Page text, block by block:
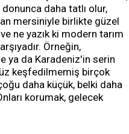
donunca daha tatlı olur,
mersiniyle birlikte güzel
ve ne yazık ki modern tarım
Örneğin,
ya da Karadeniz'in serin
keşfedilmemiş birçok
daha küçük, belki daha
korumak, gelecek